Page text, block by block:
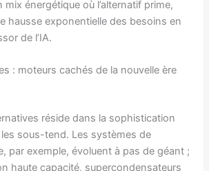
mix énergétique où l’alternatif prime,
hausse exponentielle des besoins en
de l’IA.
: moteurs cachés de la nouvelle ère
réside dans la sophistication
sous-tend. Les systèmes de
par exemple, évoluent à pas de géant ;
haute capacité, supercondensateurs